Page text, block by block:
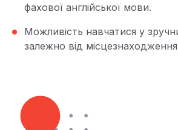
фахової англійської мови.
Можливість навчатися у
залежно від